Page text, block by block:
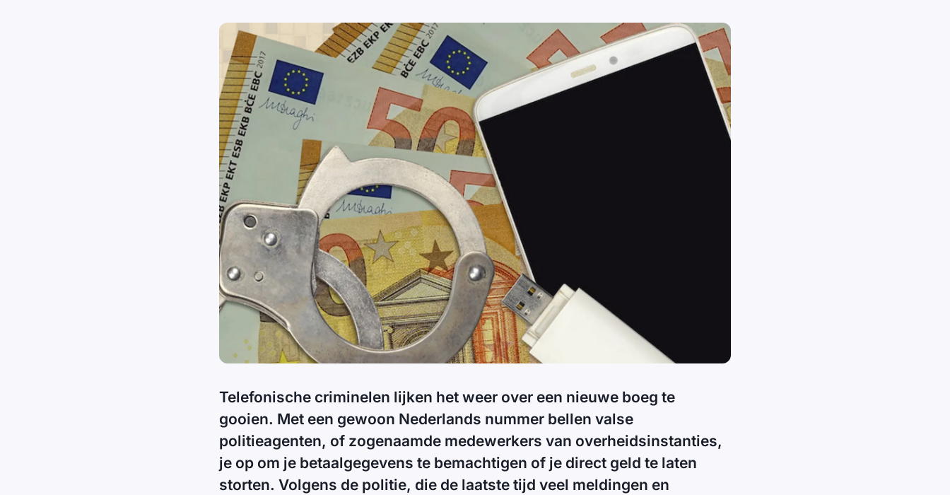
Telefonische criminelen lijken het weer over een nieuwe boeg te
gooien. Met een gewoon Nederlands nummer bellen valse
politieagenten, of zogenaamde medewerkers van overheidsinstanties,
je op om je betaalgegevens te bemachtigen of je direct geld te laten
storten. Volgens de politie, die de laatste tijd veel meldingen en